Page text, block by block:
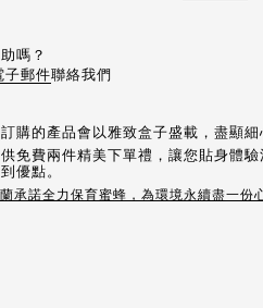
嗎？
子郵件聯絡我們
購的產品會以雅致盒子盛載，盡顯細
免費兩件精美下單禮，讓您貼身體
優點。​
承諾全力保育蜜蜂，為環境永續盡一份